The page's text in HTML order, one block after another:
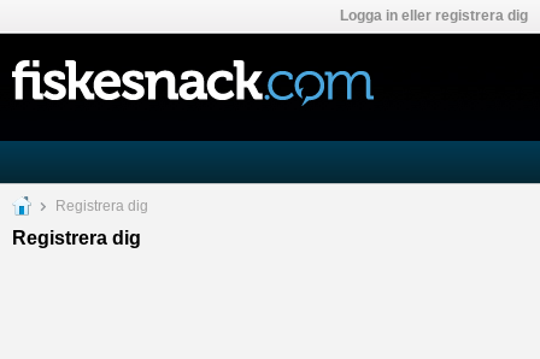
Logga in eller registrera dig
Registrera dig
Registrera dig